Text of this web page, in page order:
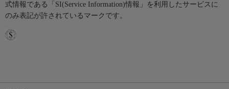
式情報である「SI(Service Information)情報」を利用したサービスに
のみ表記が許されているマークです。